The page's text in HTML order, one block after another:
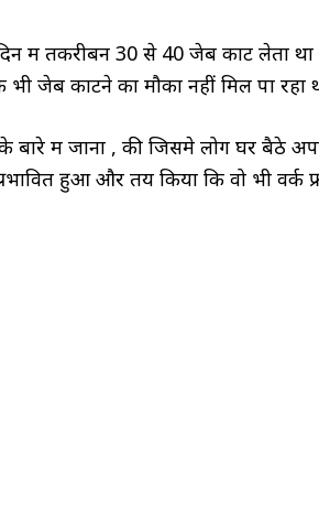
में तकरीबन 30 से 40 जेबें काट लेता था
जेब काटने का मौका नहीं मिल पा रहा
के बारे में जाना , की जिसमे लोग घर बैठे
हुआ और तय किया कि वो भी वर्क